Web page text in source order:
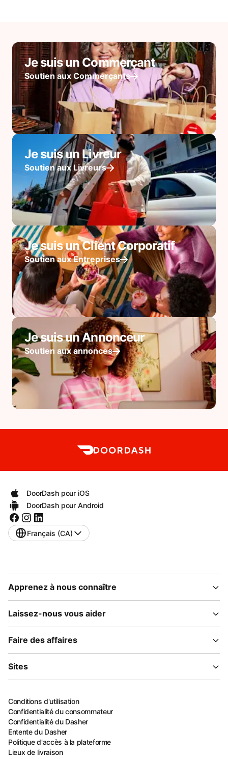
Je suis un Commerçant
Soutien aux Commerçants
Je suis un Livreur
Soutien aux Livreurs
Je suis un Client Corporatif
Soutien aux Entreprises
Je suis un Annonceur
Soutien aux annonces
DoorDash pour iOS
DoorDash pour Android
Français (CA)
Apprenez à nous connaître
Laissez-nous vous aider
Faire des affaires
Sites
Conditions d'utilisation
Confidentialité du consommateur
Confidentialité du Dasher
Entente du Dasher
Politique d'accès à la plateforme
Lieux de livraison